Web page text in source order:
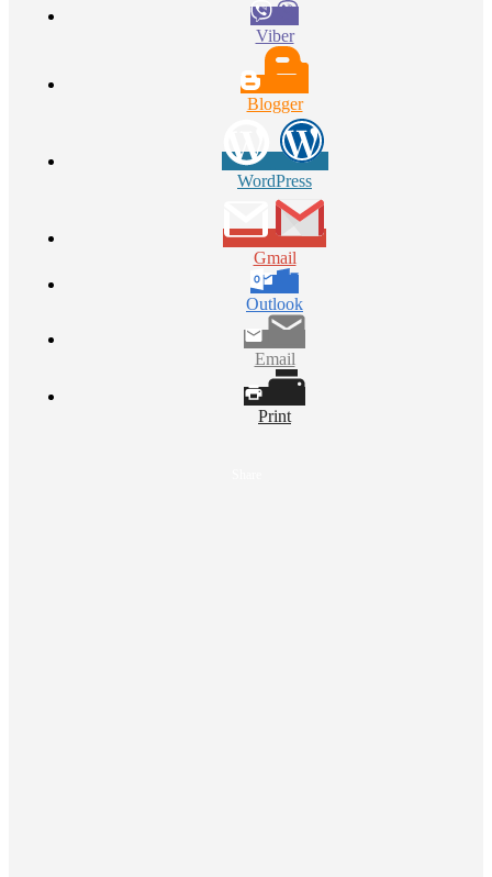
Viber
Blogger
WordPress
Gmail
Outlook
Email
Print